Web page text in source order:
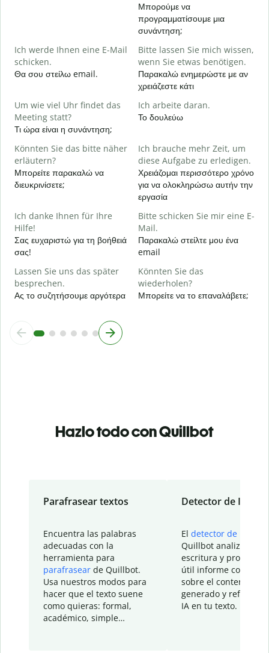
Μπορούμε να
προγραμματίσουμε μια
συνάντηση;
Ich werde Ihnen eine E-Mail
schicken.
Θα σου στείλω email.
Bitte lassen Sie mich wissen,
wenn Sie etwas benötigen.
Παρακαλώ ενημερώστε με αν
χρειάζεστε κάτι
Um wie viel Uhr findet das
Meeting statt?
Τι ώρα είναι η συνάντηση;
Ich arbeite daran.
Το δουλεύω
Könnten Sie das bitte näher
erläutern?
Μπορείτε παρακαλώ να
διευκρινίσετε;
Ich brauche mehr Zeit, um
diese Aufgabe zu erledigen.
Χρειάζομαι περισσότερο χρόνο
για να ολοκληρώσω αυτήν την
εργασία
Ich danke Ihnen für Ihre
Hilfe!
Σας ευχαριστώ για τη βοήθειά
σας!
Bitte schicken Sie mir eine E-
Mail.
Παρακαλώ στείλτε μου ένα
email
Lassen Sie uns das später
besprechen.
Ας το συζητήσουμε αργότερα
Könnten Sie das
wiederholen?
Μπορείτε να το επαναλάβετε;
Hazlo todo con Quillbot
Parafrasear textos
Encuentra las palabras
adecuadas con la
herramienta para
parafrasear de Quillbot.
Usa nuestros modos para
hacer que el texto suene
como quieras: formal,
académico, simple…
Detector de IA
El detector de IA
Quillbot analiza tu
escritura y
útil informe con
sobre el contenido
generado y refinado
IA en tu texto.